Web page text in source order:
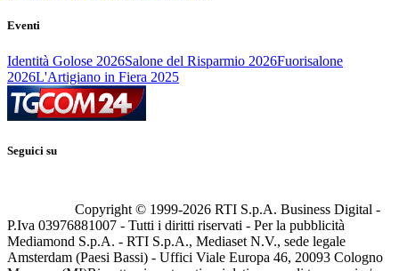
Eventi
Identità Golose 2026Salone del Risparmio 2026Fuorisalone
2026L'Artigiano in Fiera 2025
Seguici su
Copyright © 1999-2026 RTI S.p.A. Business Digital -
P.Iva 03976881007 - Tutti i diritti riservati - Per la pubblicità
Mediamond S.p.A. - RTI S.p.A., Mediaset N.V., sede legale
Amsterdam (Paesi Bassi) - Uffici Viale Europa 46, 20093 Cologno